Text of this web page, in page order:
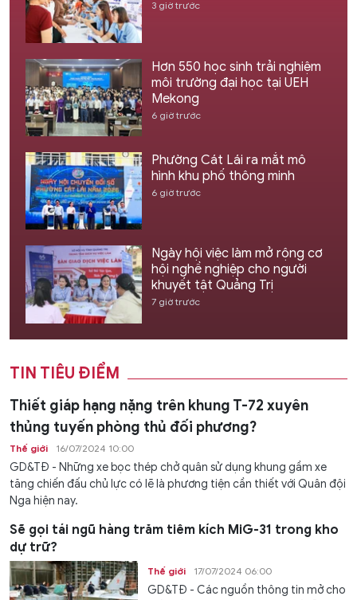
3 giờ trước
Hơn 550 học sinh trải nghiệm
môi trường đại học tại UEH
Mekong
6 giờ trước
Phường Cát Lái ra mắt mô
hình khu phố thông minh
6 giờ trước
Ngày hội việc làm mở rộng cơ
hội nghề nghiệp cho người
khuyết tật Quảng Trị
7 giờ trước
TIN TIÊU ĐIỂM
Thiết giáp hạng nặng trên khung T-72 xuyên
thủng tuyến phòng thủ đối phương?
Thế giới 16/07/2024 10:00
GD&TĐ - Những xe bọc thép chở quân sử dụng khung gầm xe
tăng chiến đấu chủ lực có lẽ là phương tiện cần thiết với Quân đội
Nga hiện nay.
Sẽ gọi tái ngũ hàng trăm tiêm kích MiG-31 trong kho
dự trữ?
Thế giới 17/07/2024 06:00
GD&TĐ - Các nguồn thông tin mở cho